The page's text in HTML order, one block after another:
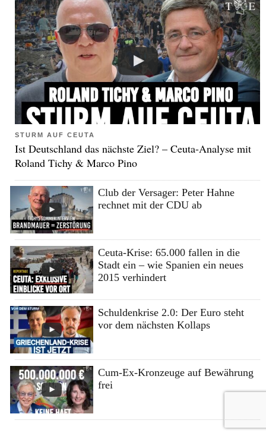
STURM AUF CEUTA
Ist Deutschland das nächste Ziel? – Ceuta-Analyse mit
Roland Tichy & Marco Pino
Club der Versager: Peter Hahne
rechnet mit der CDU ab
Ceuta-Krise: 65.000 fallen in die
Stadt ein – wie Spanien ein neues
2015 verhindert
Schuldenkrise 2.0: Der Euro steht
vor dem nächsten Kollaps
Cum-Ex-Kronzeuge auf Bewährung
frei